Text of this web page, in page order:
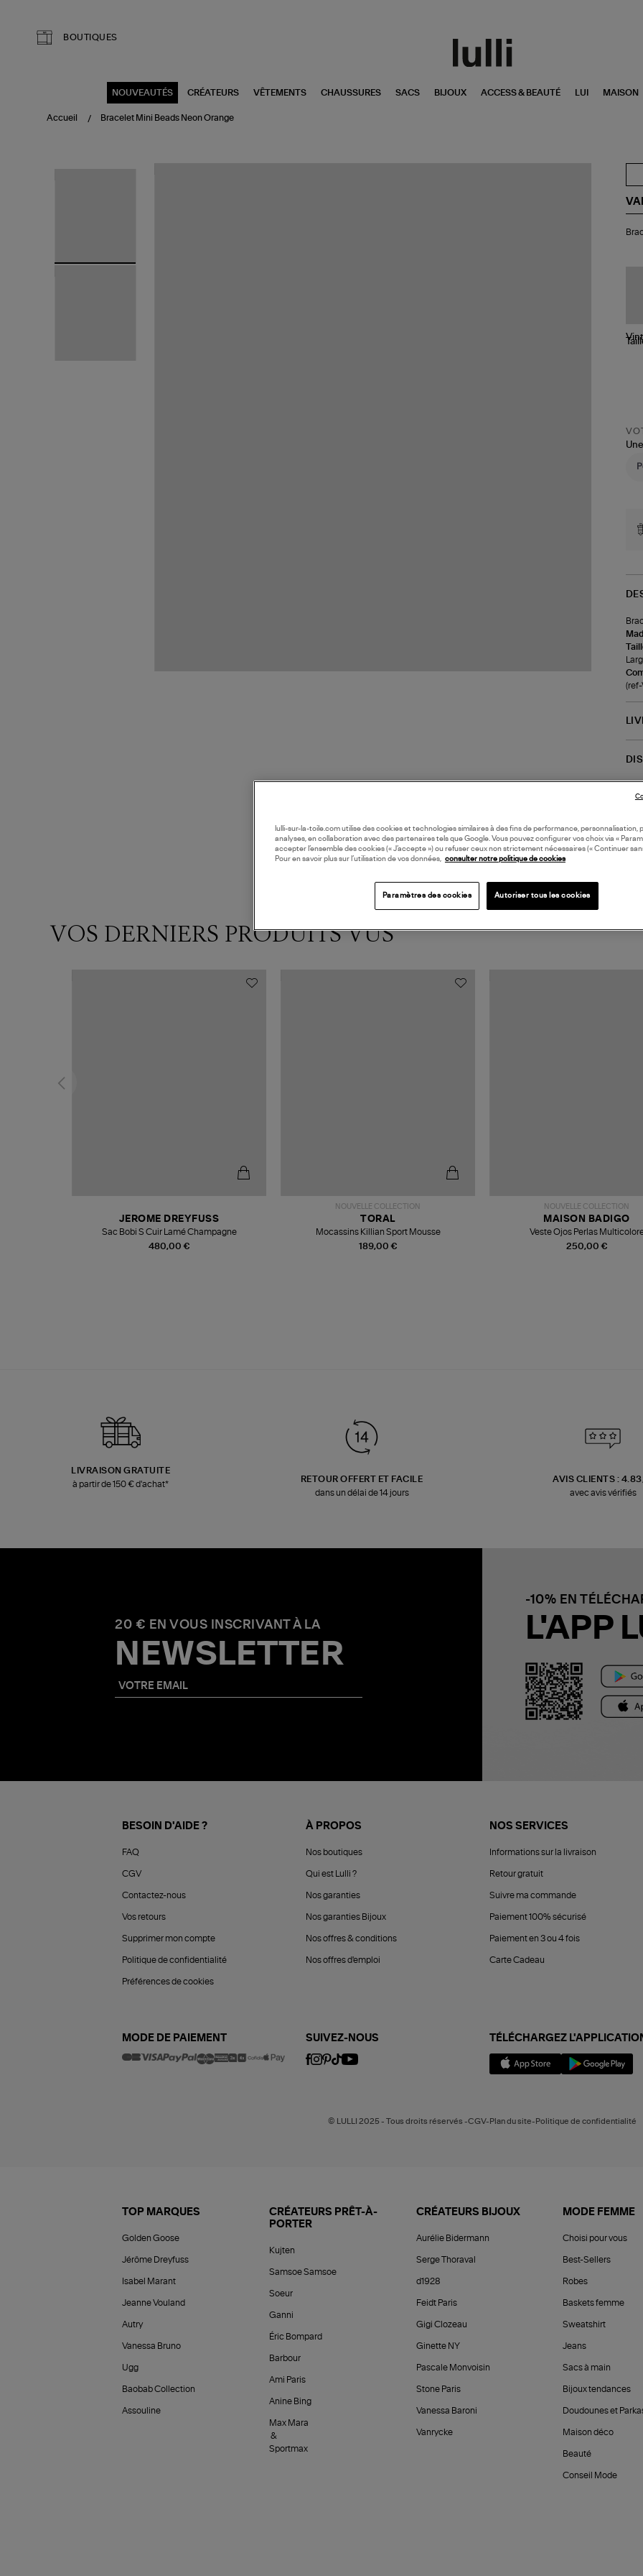
BOUTIQUES
NOUVEAUTÉS CRÉATEURS VÊTEMENTS CHAUSSURES SACS BIJOUX ACCESS & BEAUTÉ LUI MAISON
Accueil Bracelet Mini Beads Neon Orange
VOS DERNIERS PRODUITS VUS
480,00 €
JEROME DREYFUSS
Sac Bobi S Cuir Lamé Champagne
NOUVELLE COLLECTION
189,00 €
TORAL
Mocassins Killian Sport Mousse
NOUVELLE COLLECTION
250,00 €
MAISON BADIGO
Veste Ojos Perlas
LIVRAISON GRATUITE
à partir de 150 € d'achat*
RETOUR OFFERT ET FACILE
dans un délai de 14 jours
AVIS CLIENTS :
avec avis vérifiés
20 € EN VOUS INSCRIVANT À LA
NEWSLETTER
-10% EN
L'APP
BESOIN D'AIDE ?
FAQ
CGV
Contactez-nous
Vos retours
Supprimer mon compte
Politique de confidentialité
Préférences de cookies
À PROPOS
Nos boutiques
Qui est Lulli ?
Nos garanties
Nos garanties Bijoux
Nos offres & conditions
Nos offres d'emploi
NOS SERVICES
Informations sur la livraison
Retour gratuit
Suivre ma commande
Paiement 100% sécurisé
Paiement en 3 ou 4 fois
Carte Cadeau
MODE DE PAIEMENT SUIVEZ-NOUS TÉLÉCHARGEZ
© LULLI 2025 - Tous droits réservés -CGV-Plan du site-Politique de confidentialité
TOP MARQUES
Golden Goose
Jérôme Dreyfuss
Isabel Marant
Jeanne Vouland
Autry
Vanessa Bruno
Ugg
Baobab Collection
Assouline
CRÉATEURS PRÊT-À-
PORTER
Kujten
Samsoe Samsoe
Soeur
Ganni
Éric Bompard
Barbour
Ami Paris
Anine Bing
Max Mara
&
Sportmax
CRÉATEURS BIJOUX
Aurélie Bidermann
Serge Thoraval
d1928
Feidt Paris
Gigi Clozeau
Ginette NY
Pascale Monvoisin
Stone Paris
Vanessa Baroni
Vanrycke
MODE FEMME
Choisi pour vous
Best-Sellers
Robes
Baskets femme
Sweatshirt
Jeans
Sacs à main
Bijoux tendances
Doudounes et
Maison déco
Beauté
Conseil Mode
lulli-sur-la-toile.com utilise des cookies et technologies similaires à des fins de performance, personnalisation,
analyses, en collaboration avec des partenaires tels que Google. Vous pouvez configurer vos choix via «
accepter l’ensemble des cookies (« J’accepte ») ou refuser ceux non strictement nécessaires (« Continuer
Pour en savoir plus sur l’utilisation de vos données, consulter notre politique de cookies
Paramètres des cookies Autoriser tous les cookies